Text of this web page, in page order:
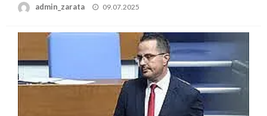
admin_zarata
Posted
09.07.2025